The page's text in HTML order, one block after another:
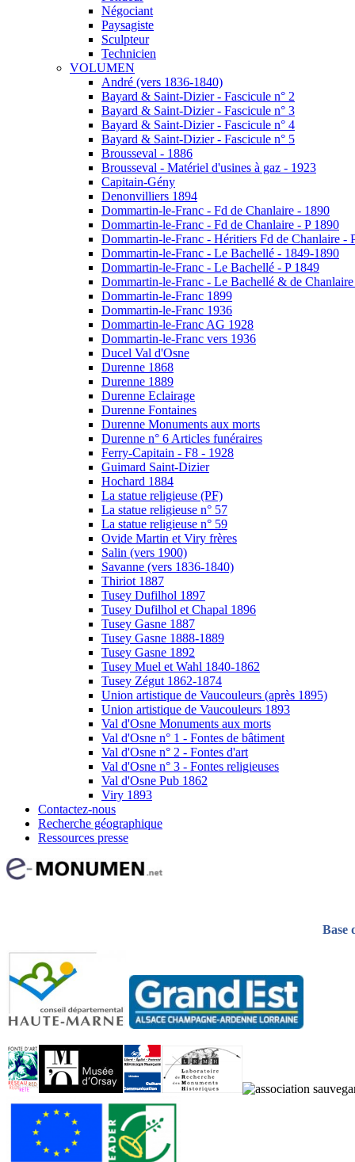
Négociant
Paysagiste
Sculpteur
Technicien
VOLUMEN
André (vers 1836-1840)
Bayard & Saint-Dizier - Fascicule n° 2
Bayard & Saint-Dizier - Fascicule n° 3
Bayard & Saint-Dizier - Fascicule n° 4
Bayard & Saint-Dizier - Fascicule n° 5
Brousseval - 1886
Brousseval - Matériel d'usines à gaz - 1923
Capitain-Gény
Denonvilliers 1894
Dommartin-le-Franc - Fd de Chanlaire - 1890
Dommartin-le-Franc - Fd de Chanlaire - P 1890
Dommartin-le-Franc - Héritiers Fd de Chanlaire -
Dommartin-le-Franc - Le Bachellé - 1849-1890
Dommartin-le-Franc - Le Bachellé - P 1849
Dommartin-le-Franc - Le Bachellé & de
Dommartin-le-Franc 1899
Dommartin-le-Franc 1936
Dommartin-le-Franc AG 1928
Dommartin-le-Franc vers 1936
Ducel Val d'Osne
Durenne 1868
Durenne 1889
Durenne Eclairage
Durenne Fontaines
Durenne Monuments aux morts
Durenne n° 6 Articles funéraires
Ferry-Capitain - F8 - 1928
Guimard Saint-Dizier
Hochard 1884
La statue religieuse (PF)
La statue religieuse n° 57
La statue religieuse n° 59
Ovide Martin et Viry frères
Salin (vers 1900)
Savanne (vers 1836-1840)
Thiriot 1887
Tusey Dufilhol 1897
Tusey Dufilhol et Chapal 1896
Tusey Gasne 1887
Tusey Gasne 1888-1889
Tusey Gasne 1892
Tusey Muel et Wahl 1840-1862
Tusey Zégut 1862-1874
Union artistique de Vaucouleurs (après 1895)
Union artistique de Vaucouleurs 1893
Val d'Osne Monuments aux morts
Val d'Osne n° 1 - Fontes de bâtiment
Val d'Osne n° 2 - Fontes d'art
Val d'Osne n° 3 - Fontes religieuses
Val d'Osne Pub 1862
Viry 1893
Contactez-nous
Recherche géographique
Ressources presse
Base